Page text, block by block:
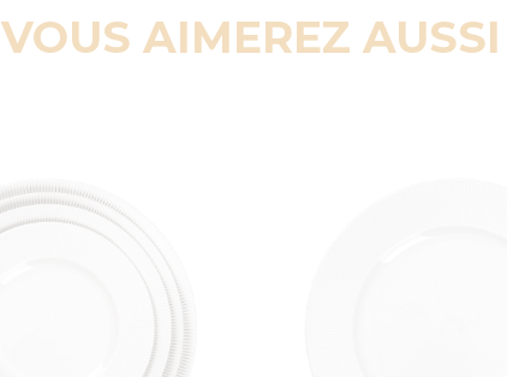
VOUS AIMEREZ AUSSI